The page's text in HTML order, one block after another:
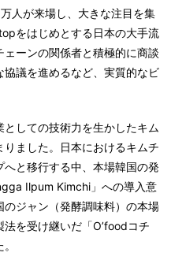
人が来場し、大きな注目を集
をはじめとする日本の大手流
ーンの関係者と積極的に商談
議を進めるなど、実質的なビ
しての技術力を生かしたキム
ました。日本におけるキムチ
と移行する中、本場韓国の発
Ilpum Kimchi」への導入意
ジャン（発酵調味料）の本場
を受け継いだ「O’foodコチ